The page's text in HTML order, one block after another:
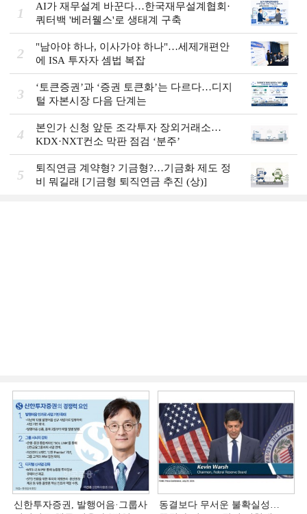
1
AI가 재무설계 바꾼다…한국재무설계협회·
쿼터백 '베러웰스'로 생태계 구축
2
"남아야 하나, 이사가야 하나"…세제개편안
에 ISA 투자자 셈법 복잡
3
‘토큰증권’과 ‘증권 토큰화’는 다르다…디지
털 자본시장 다음 단계는
4
본인가 신청 앞둔 조각투자 장외거래소…
KDX·NXT컨소 막판 점검 ‘분주’
5
퇴직연금 계약형? 기금형?…기금화 제도 정
비 뭐길래 [기금형 퇴직연금 추진 (상)]
신한투자증권, 발행어음·그룹사
동결보다 무서운 불확실성…